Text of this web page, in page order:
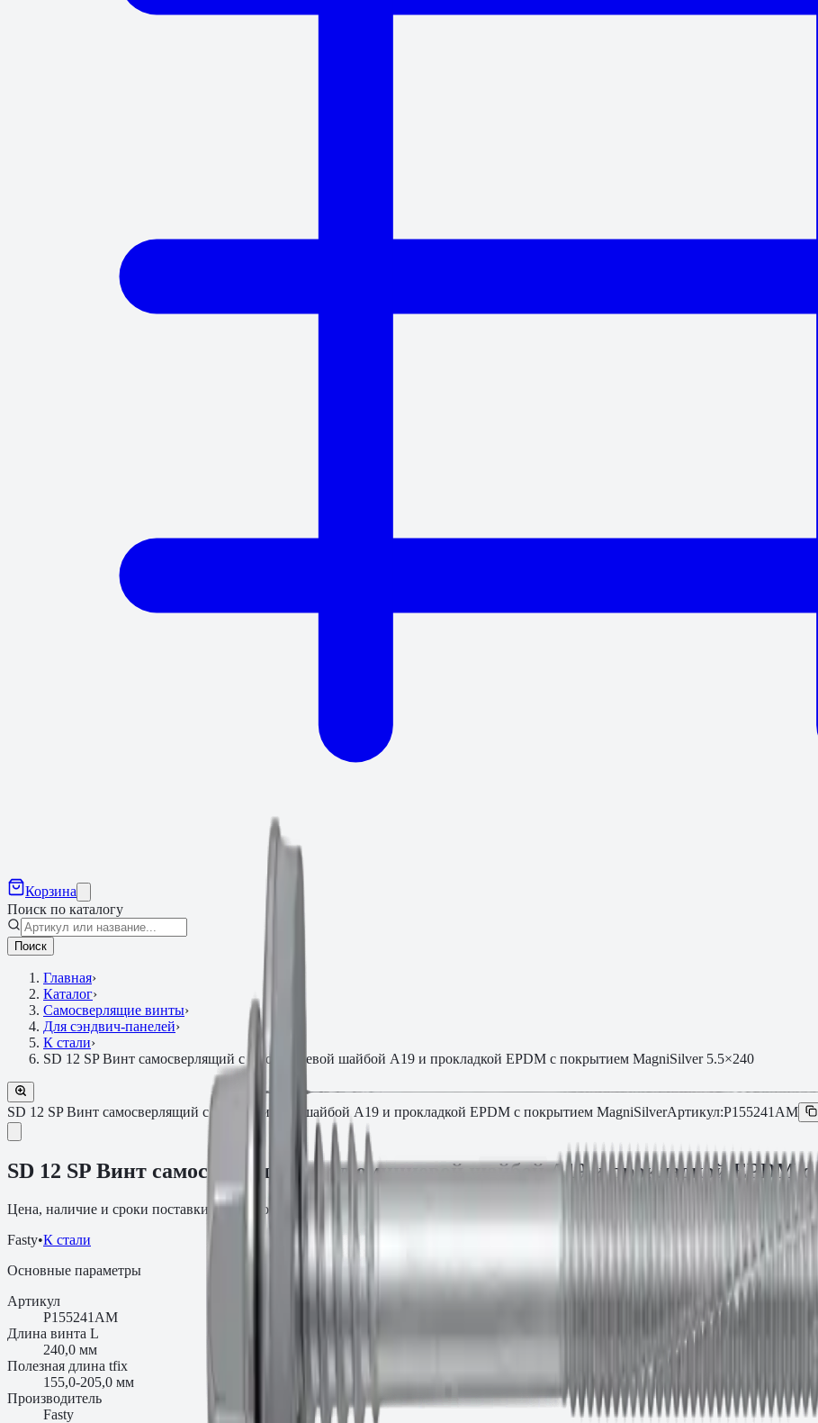
Корзина
Поиск по каталогу
Поиск
Главная›
Каталог›
Самосверлящие винты›
Для сэндвич-панелей›
К стали›
SD 12 SP Винт самосверлящий с алюминиевой шайбой A19 и прокладкой EPDM с покрытием MagniSilver 5.5×240
SD 12 SP Винт самосверлящий с алюминиевой шайбой A19 и прокладкой EPDM с покрытием MagniSilverАртикул:P155241AM
SD 12 SP Винт самосверлящий с алюминиевой шайбой A19 и прокладкой EPDM
Цена, наличие и сроки поставки зависят от артикула, объёма и текущей партии.
Fasty•К стали
Основные параметры
Артикул
P155241AM
Длина винта L
240,0 мм
Полезная длина tfix
155,0-205,0 мм
Производитель
Fasty